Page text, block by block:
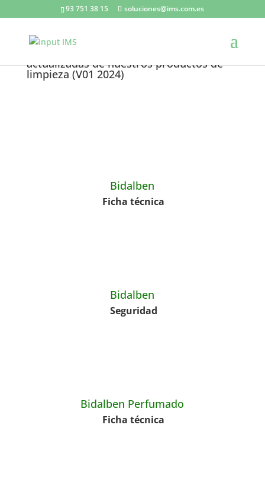
93 751 38 15 soluciones@ims.com.es
actualizadas de nuestros productos de
limpieza (V01 2024)
Bidalben
Ficha técnica
Bidalben
Seguridad
Bidalben Perfumado
Ficha técnica